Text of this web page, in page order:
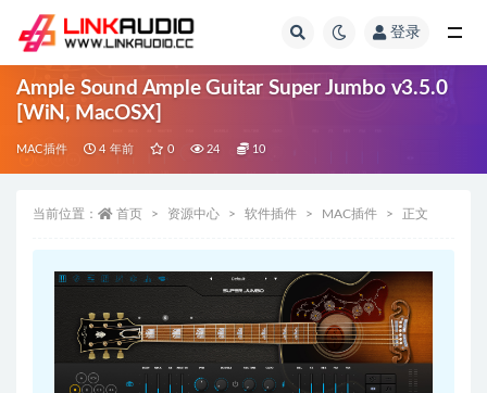
登录
Ample Sound Ample Guitar Super Jumbo v3.5.0
[WiN, MacOSX]
MAC插件 4 年前 0 24 10
当前位置： 首页 资源中心 软件插件 MAC插件 正文